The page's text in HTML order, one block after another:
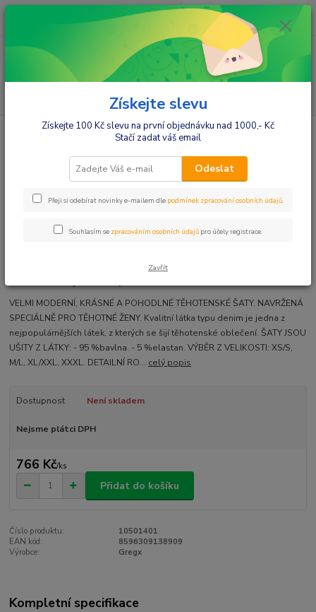
ks
za 0,00 Kč
Gregx Elegantní šaty - bílá. XS/S
Gregx Elegantní šaty - bílá. XS/S
barva: Bílá, vel. XS/S
VELMI MODERNÍ, KRÁSNÉ A POHODLNÉ TĚHOTENSKÉ ŠATY. NAVRŽENÁ
SPECIÁLNĚ PRO TĚHOTNÉ ŽENY. Kvalitní látka typu denim je jedna z
nejpopulárnějších látek, z kterých se šijí těhotenské oblečení. ŠATY JSOU
UŠITY Z LÁTKY: - 95 %bavlna. - 5 %elastan. VÝBĚR Z VELIKOSTI: XS/S,
M/L, XL/XXL, XXXL. DETAILNÍ RO... celý popis
Dostupnost Není skladem
Nejsme plátci DPH
766 Kč/ks
Přidat do košíku
Číslo produktu:
10501401
EAN kód:
8596309138909
Výrobce:
Gregx
Kompletní specifikace
Získejte slevu
Získejte 100 Kč slevu na první objednávku nad 1000,- Kč
Stačí zadat váš email
Odeslat
Přeji si odebírat novinky e-mailem dle podmínek zpracování osobních údajů.
Souhlasím se zpracováním osobních údajů pro účely registrace.
Zavřít